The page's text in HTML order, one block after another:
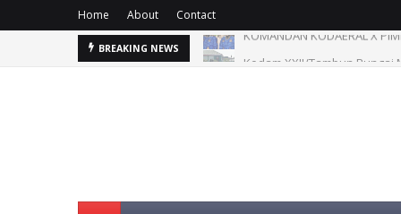
Home About Contact
BREAKING NEWS